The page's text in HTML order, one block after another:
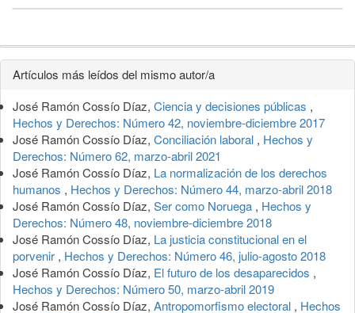
Detalles
del
artículo
Artículos más leídos del mismo autor/a
José Ramón Cossío Díaz, Ciencia y decisiones públicas ,
Hechos y Derechos: Número 42, noviembre-diciembre 2017
José Ramón Cossío Díaz, Conciliación laboral , Hechos y
Derechos: Número 62, marzo-abril 2021
José Ramón Cossío Díaz, La normalización de los derechos
humanos , Hechos y Derechos: Número 44, marzo-abril 2018
José Ramón Cossío Díaz, Ser como Noruega , Hechos y
Derechos: Número 48, noviembre-diciembre 2018
José Ramón Cossío Díaz, La justicia constitucional en el
porvenir , Hechos y Derechos: Número 46, julio-agosto 2018
José Ramón Cossío Díaz, El futuro de los desaparecidos ,
Hechos y Derechos: Número 50, marzo-abril 2019
José Ramón Cossío Díaz, Antropomorfismo electoral , Hechos